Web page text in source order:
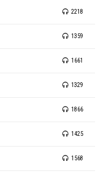
2218
1359
1661
1329
1866
1425
1568